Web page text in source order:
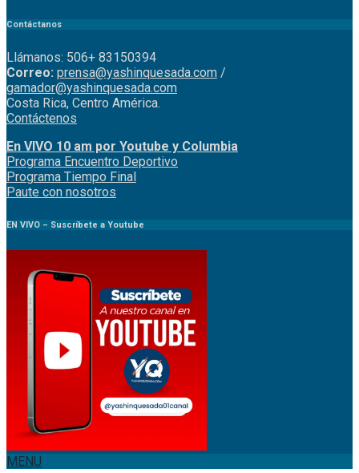
Contáctanos
Llámanos: 506+ 83150394
Correo: prensa@yashinquesada.com /
gamador@yashinquesada.com
Costa Rica, Centro América.
Contáctenos
En VIVO 10 am por Youtube y Columbia
Programa Encuentro Deportivo
Programa Tiempo Final
Paute con nosotros
EN VIVO – Suscríbete a Youtube
MENU